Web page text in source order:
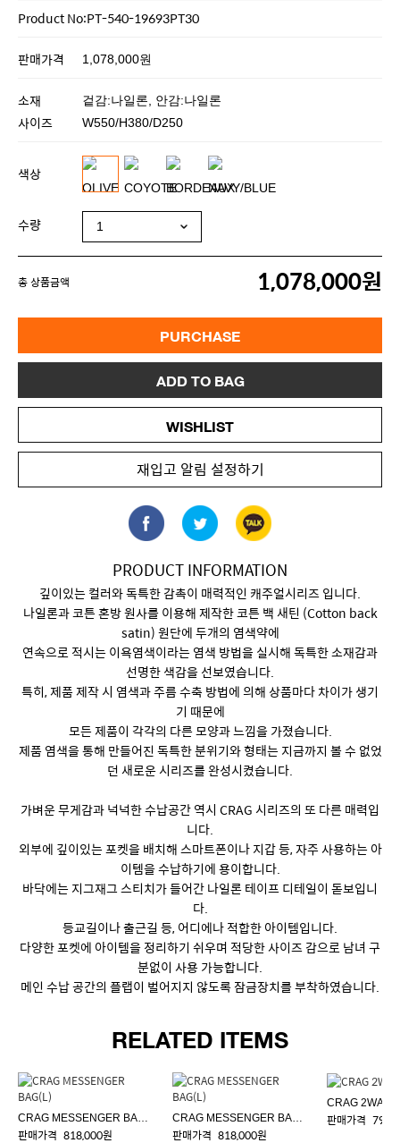
Product No:PT-540-19693PT30
판매가격 1,078,000원
소재 겉감:나일론, 안감:나일론
사이즈 W550/H380/D250
색상
수량
총 상품금액 1,078,000원
PURCHASE
ADD TO BAG
WISHLIST
재입고 알림 설정하기
PRODUCT INFORMATION
깊이있는 컬러와 독특한 감촉이 매력적인 캐주얼시리즈 입니다.
나일론과 코튼 혼방 원사를 이용해 제작한 코튼 백 새틴 (Cotton back
satin) 원단에 두개의 염색약에
연속으로 적시는 이욕염색이라는 염색 방법을 실시해 독특한 소재감과
선명한 색감을 선보였습니다.
특히, 제품 제작 시 염색과 주름 수축 방법에 의해 상품마다 차이가 생기
기 때문에
모든 제품이 각각의 다른 모양과 느낌을 가졌습니다.
제품 염색을 통해 만들어진 독특한 분위기와 형태는 지금까지 볼 수 없었
던 새로운 시리즈를 완성시켰습니다.
가벼운 무게감과 넉넉한 수납공간 역시 CRAG 시리즈의 또 다른 매력입
니다.
외부에 깊이있는 포켓을 배치해 스마트폰이나 지갑 등, 자주 사용하는 아
이템을 수납하기에 용이합니다.
바닥에는 지그재그 스티치가 들어간 나일론 테이프 디테일이 돋보입니
다.
등교길이나 출근길 등, 어디에나 적합한 아이템입니다.
다양한 포켓에 아이템을 정리하기 쉬우며 적당한 사이즈 감으로 남녀 구
분없이 사용 가능합니다.
메인 수납 공간의 플랩이 벌어지지 않도록 잠금장치를 부착하였습니다.
RELATED ITEMS
판매가격 818,000원 판매가격 818,000원
CRAG 2WAY
판매가격